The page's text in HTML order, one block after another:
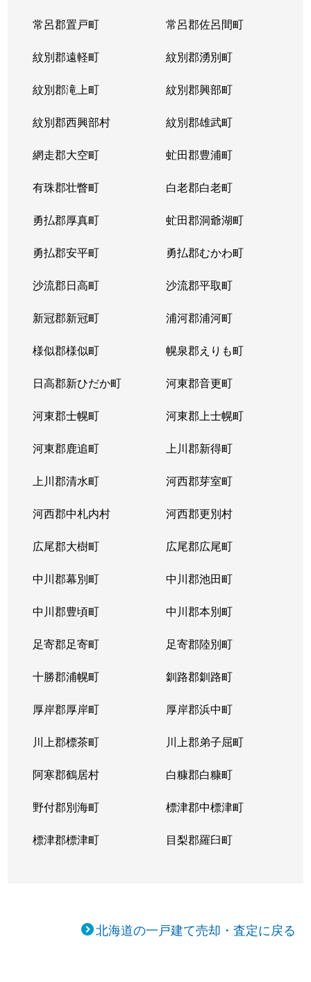
常呂郡置戸町 常呂郡佐呂間町
紋別郡遠軽町 紋別郡湧別町
紋別郡滝上町 紋別郡興部町
紋別郡西興部村 紋別郡雄武町
網走郡大空町 虻田郡豊浦町
有珠郡壮瞥町 白老郡白老町
勇払郡厚真町 虻田郡洞爺湖町
勇払郡安平町 勇払郡むかわ町
沙流郡日高町 沙流郡平取町
新冠郡新冠町 浦河郡浦河町
様似郡様似町 幌泉郡えりも町
日高郡新ひだか町 河東郡音更町
河東郡士幌町 河東郡上士幌町
河東郡鹿追町 上川郡新得町
上川郡清水町 河西郡芽室町
河西郡中札内村 河西郡更別村
広尾郡大樹町 広尾郡広尾町
中川郡幕別町 中川郡池田町
中川郡豊頃町 中川郡本別町
足寄郡足寄町 足寄郡陸別町
十勝郡浦幌町 釧路郡釧路町
厚岸郡厚岸町 厚岸郡浜中町
川上郡標茶町 川上郡弟子屈町
阿寒郡鶴居村 白糠郡白糠町
野付郡別海町 標津郡中標津町
標津郡標津町 目梨郡羅臼町
北海道の一戸建て売却・査定に戻る